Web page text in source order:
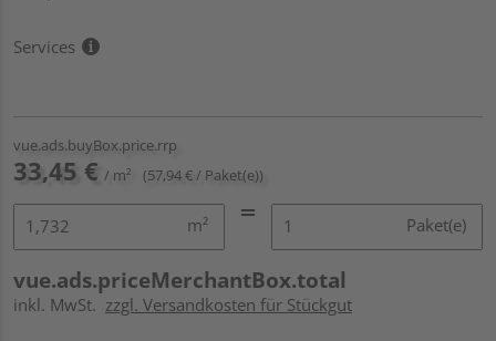
Services
vue.ads.buyBox.price.rrp
33,45 € / m² (57,94 € / Paket(e))
m² Paket(e)
vue.ads.priceMerchantBox.total
inkl. MwSt. zzgl. Versandkosten für Stückgut